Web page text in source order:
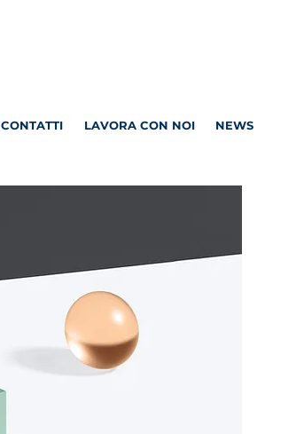
CONTATTI LAVORA CON NOI NEWS